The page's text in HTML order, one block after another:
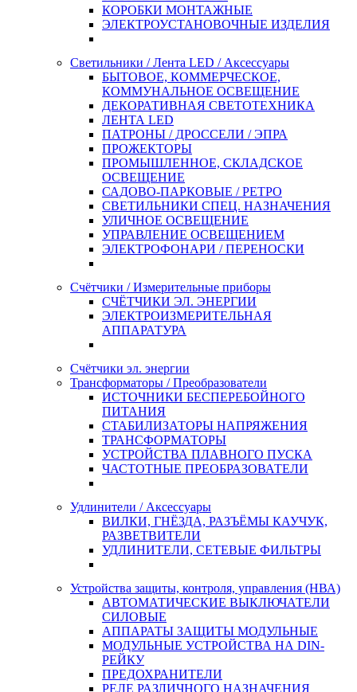
КОРОБКИ МОНТАЖНЫЕ
ЭЛЕКТРОУСТАНОВОЧНЫЕ ИЗДЕЛИЯ
Светильники / Лента LED / Аксессуары
БЫТОВОЕ, КОММЕРЧЕСКОЕ,
КОММУНАЛЬНОЕ ОСВЕЩЕНИЕ
ДЕКОРАТИВНАЯ СВЕТОТЕХНИКА
ЛЕНТА LED
ПАТРОНЫ / ДРОССЕЛИ / ЭПРА
ПРОЖЕКТОРЫ
ПРОМЫШЛЕННОЕ, СКЛАДСКОЕ
ОСВЕЩЕНИЕ
САДОВО-ПАРКОВЫЕ / РЕТРО
СВЕТИЛЬНИКИ СПЕЦ. НАЗНАЧЕНИЯ
УЛИЧНОЕ ОСВЕЩЕНИЕ
УПРАВЛЕНИЕ ОСВЕЩЕНИЕМ
ЭЛЕКТРОФОНАРИ / ПЕРЕНОСКИ
Счётчики / Измерительные приборы
СЧЁТЧИКИ ЭЛ. ЭНЕРГИИ
ЭЛЕКТРОИЗМЕРИТЕЛЬНАЯ
АППАРАТУРА
Счётчики эл. энергии
Трансформаторы / Преобразователи
ИСТОЧНИКИ БЕСПЕРЕБОЙНОГО
ПИТАНИЯ
СТАБИЛИЗАТОРЫ НАПРЯЖЕНИЯ
ТРАНСФОРМАТОРЫ
УСТРОЙСТВА ПЛАВНОГО ПУСКА
ЧАСТОТНЫЕ ПРЕОБРАЗОВАТЕЛИ
Удлинители / Аксессуары
ВИЛКИ, ГНЁЗДА, РАЗЪЁМЫ КАУЧУК,
РАЗВЕТВИТЕЛИ
УДЛИНИТЕЛИ, СЕТЕВЫЕ ФИЛЬТРЫ
Устройства защиты, контроля, управления (НВА)
АВТОМАТИЧЕСКИЕ ВЫКЛЮЧАТЕЛИ
СИЛОВЫЕ
АППАРАТЫ ЗАЩИТЫ МОДУЛЬНЫЕ
МОДУЛЬНЫЕ УСТРОЙСТВА НА DIN-
РЕЙКУ
ПРЕДОХРАНИТЕЛИ
РЕЛЕ РАЗЛИЧНОГО НАЗНАЧЕНИЯ